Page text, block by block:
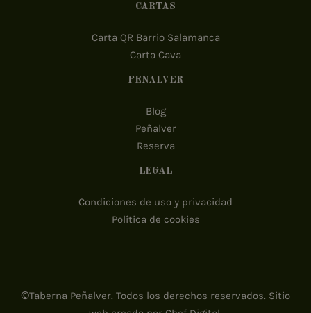
CARTAS
Carta QR Barrio Salamanca
Carta Cava
PEÑALVER
Blog
Peñalver
Reserva
LEGAL
Condiciones de uso y privacidad
Política de cookies
©Taberna Peñalver. Todos los derechos reservados. Sitio